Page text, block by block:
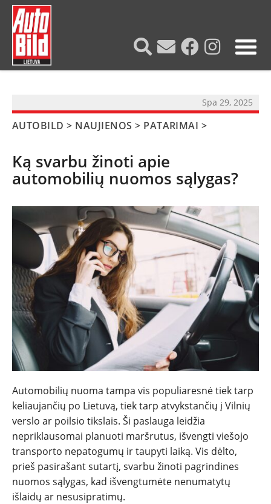
NAUJIENOS
TESTAI
NAUJI
NAUDOTI
REPORTAŽAI
Spa 29, 2025
AUTOBILD > NAUJIENOS > PATARIMAI >
Ką svarbu žinoti apie
automobilių nuomos sąlygas?
Automobilių nuoma tampa vis populiaresnė tiek tarp
keliaujančių po Lietuvą, tiek tarp atvykstančių į Vilnių
verslo ar poilsio tikslais. Ši paslauga leidžia
nepriklausomai planuoti maršrutus, išvengti viešojo
transporto nepatogumų ir taupyti laiką. Vis dėlto,
prieš pasirašant sutartį, svarbu žinoti pagrindines
nuomos sąlygas, kad išvengtumėte nenumatytų
išlaidų ar nesusipratimų.